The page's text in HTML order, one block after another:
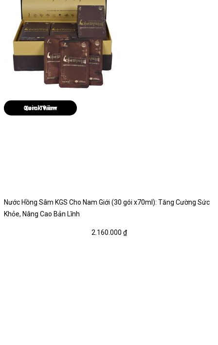
Quick View
Nước Hồng Sâm KGS Cho Nam Giới (30 gói x70ml): Tăng Cường Sức
Khỏe, Nâng Cao Bản Lĩnh
2.160.000 ₫